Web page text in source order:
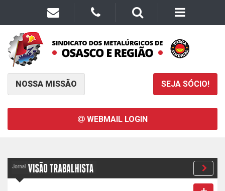
NOSSA MISSÃO SEJA SÓCIO!
WEBMAIL LOGIN